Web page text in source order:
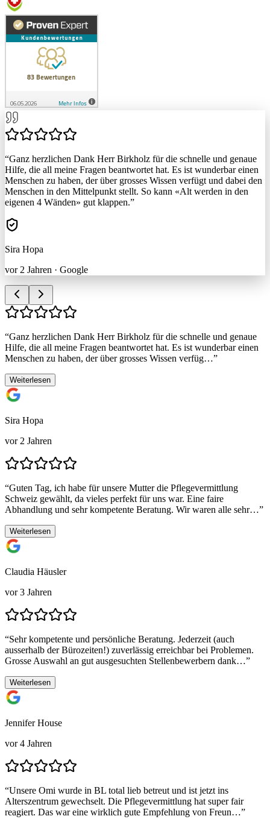
“Ganz herzlichen Dank Herr Birkholz für die schnelle und genaue
Hilfe, die all meine Fragen beantwortet hat. Es ist wunderbar einen
Menschen zu haben, der über grosses Wissen verfügt und dabei den
Menschen in den Mittelpunkt stellt. So kann «Alt werden in den
eigenen 4 Wänden» gut klappen.”
Sira Hopa
vor 2 Jahren · Google
“Ganz herzlichen Dank Herr Birkholz für die schnelle und genaue
Hilfe, die all meine Fragen beantwortet hat. Es ist wunderbar einen
Menschen zu haben, der über grosses Wissen verfüg…”
Weiterlesen
Sira Hopa
vor 2 Jahren
“Guten Tag, ich habe für unsere Mutter die Pflegevermittlung
Schweiz gewählt, da vieles perfekt für uns war. Eine faire
Abhandlung und sehr kompetente Beratung. Wir waren alle sehr…”
Weiterlesen
Claudia Häusler
vor 3 Jahren
“Sehr kompetente und persönliche Beratung. Jederzeit (auch
ausserhalb der Bürozeiten!) zuverlässig erreichbar bei Problemen.
Grosse Auswahl an gut ausgesuchten Stellenbewerbern dank…”
Weiterlesen
Jennifer House
vor 4 Jahren
“Unsere Omi wurde in BL total lieb betreut und ist jetzt ins
Alterszentrum gewechselt. Die Pflegevermittlung hat super fair
reagiert. Das war eine wirklich gute Empfehlung von Freun…”